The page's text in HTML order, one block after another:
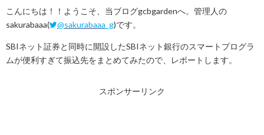
こんにちは！！ようこそ、当ブログgcbgardenへ。管理人の
sakurabaaa(
@sakurabaaa_g)です。
SBIネット証券と同時に開設したSBIネット銀行のスマートプログラ
ムが便利すぎて振込先をまとめてみたので、レポートします。
スポンサーリンク